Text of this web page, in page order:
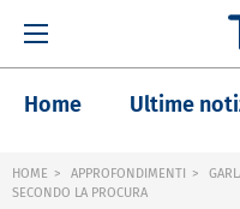
Home Ultime
HOME APPROFONDIMENTI
SECONDO LA PROCURA